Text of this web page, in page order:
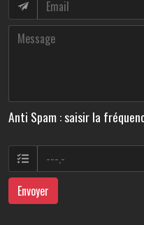
Anti Spam : saisir la
Envoyer